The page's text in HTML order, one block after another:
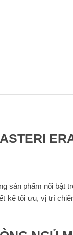
sản phẩm nổi
kế tối ưu, vị trí